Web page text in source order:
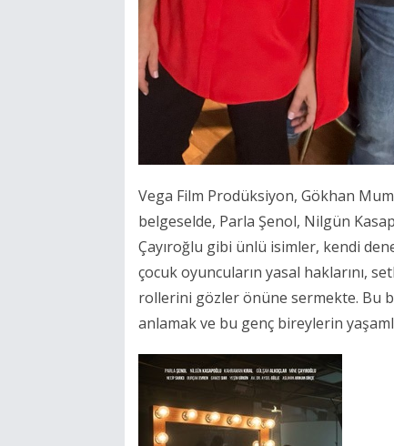
Vega Film Prodüksiyon, Gökhan
belgeselde, Parla Şenol, Nilgün
Çayıroğlu gibi ünlü isimler, kendi
çocuk oyuncuların yasal haklarını,
rollerini gözler önüne sermekte. Bu
anlamak ve bu genç bireylerin